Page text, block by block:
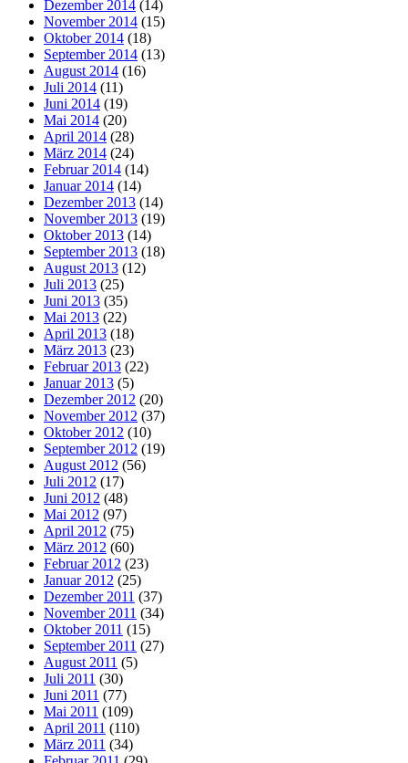
Dezember 2014 (14)
November 2014 (15)
Oktober 2014 (18)
September 2014 (13)
August 2014 (16)
Juli 2014 (11)
Juni 2014 (19)
Mai 2014 (20)
April 2014 (28)
März 2014 (24)
Februar 2014 (14)
Januar 2014 (14)
Dezember 2013 (14)
November 2013 (19)
Oktober 2013 (14)
September 2013 (18)
August 2013 (12)
Juli 2013 (25)
Juni 2013 (35)
Mai 2013 (22)
April 2013 (18)
März 2013 (23)
Februar 2013 (22)
Januar 2013 (5)
Dezember 2012 (20)
November 2012 (37)
Oktober 2012 (10)
September 2012 (19)
August 2012 (56)
Juli 2012 (17)
Juni 2012 (48)
Mai 2012 (97)
April 2012 (75)
März 2012 (60)
Februar 2012 (23)
Januar 2012 (25)
Dezember 2011 (37)
November 2011 (34)
Oktober 2011 (15)
September 2011 (27)
August 2011 (5)
Juli 2011 (30)
Juni 2011 (77)
Mai 2011 (109)
April 2011 (110)
März 2011 (34)